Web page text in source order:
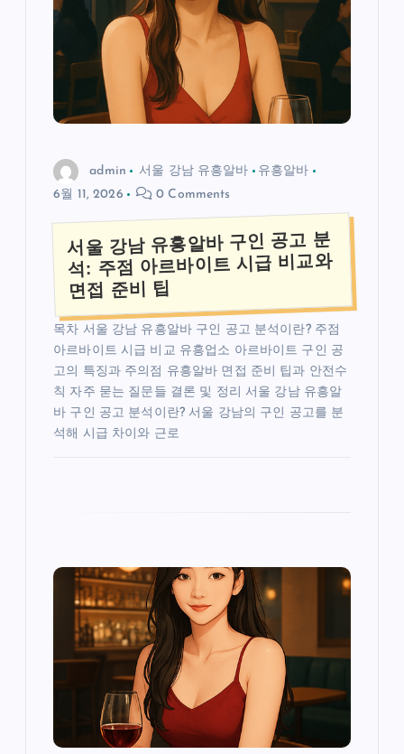
admin 서울 강남 유흥알바
유흥알바
6월 11, 2026
0 Comments
서울 강남 유흥알바 구인 공고 분
석: 주점 아르바이트 시급 비교와
면접 준비 팁
목차 서울 강남 유흥알바 구인 공고 분석이란? 주점
아르바이트 시급 비교 유흥업소 아르바이트 구인 공
고의 특징과 주의점 유흥알바 면접 준비 팁과 안전수
칙 자주 묻는 질문들 결론 및 정리 서울 강남 유흥알
바 구인 공고 분석이란? 서울 강남의 구인 공고를 분
석해 시급 차이와 근로